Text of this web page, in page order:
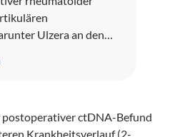
Ulzera an den
mehreren Monaten
ctDNA-Befund
Krankheitsverlauf (2-